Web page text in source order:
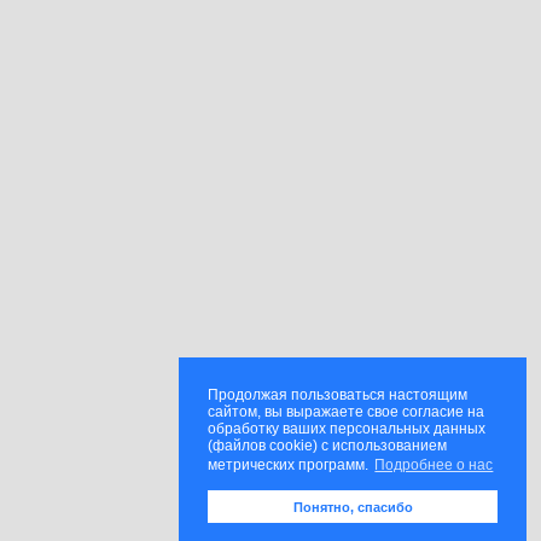
Продолжая пользоваться настоящим
сайтом, вы выражаете свое согласие на
обработку ваших персональных данных
(файлов cookie) с использованием
метрических программ. Подробнее о нас
Понятно, спасибо